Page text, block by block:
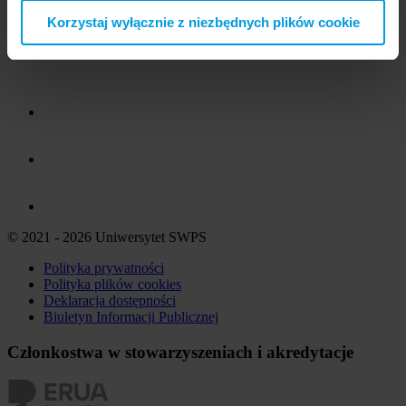
Korzystaj wyłącznie z niezbędnych plików cookie
© 2021 - 2026 Uniwersytet SWPS
Polityka prywatności
Polityka plików cookies
Deklaracja dostępności
Biuletyn Informacji Publicznej
Członkostwa w stowarzyszeniach i akredytacje